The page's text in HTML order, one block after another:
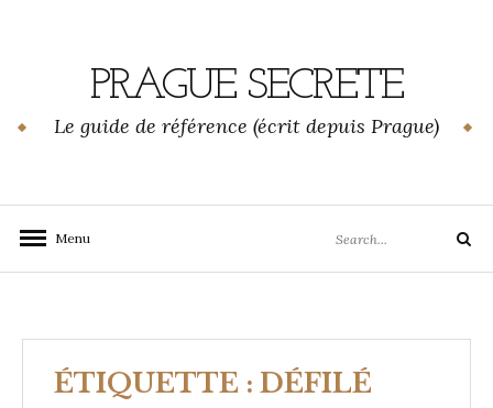
PRAGUE SECRETE
Le guide de référence (écrit depuis Prague)
Menu
for:
Search
ÉTIQUETTE : DÉFILÉ